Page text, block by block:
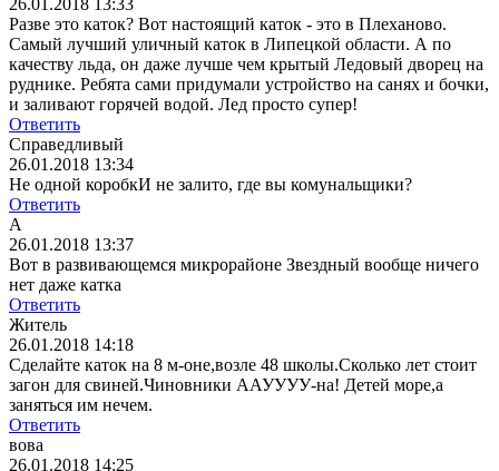
26.01.2018 13:33
Разве это каток? Вот настоящий каток - это в Плеханово.
Самый лучший уличный каток в Липецкой области. А по
качеству льда, он даже лучше чем крытый Ледовый дворец на
руднике. Ребята сами придумали устройство на санях и бочки,
и заливают горячей водой. Лед просто супер!
Ответить
Справедливый
26.01.2018 13:34
Не одной коробкИ не залито, где вы комунальщики?
Ответить
А
26.01.2018 13:37
Вот в развивающемся микрорайоне Звездный вообще ничего
нет даже катка
Ответить
Житель
26.01.2018 14:18
Сделайте каток на 8 м-оне,возле 48 школы.Сколько лет стоит
загон для свиней.Чиновники ААУУУУ-на! Детей море,а
заняться им нечем.
Ответить
вова
26.01.2018 14:25